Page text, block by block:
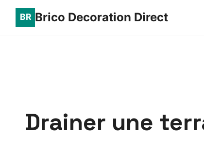
Brico Decoration Direct
Drainer une